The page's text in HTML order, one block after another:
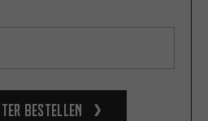
bestellen